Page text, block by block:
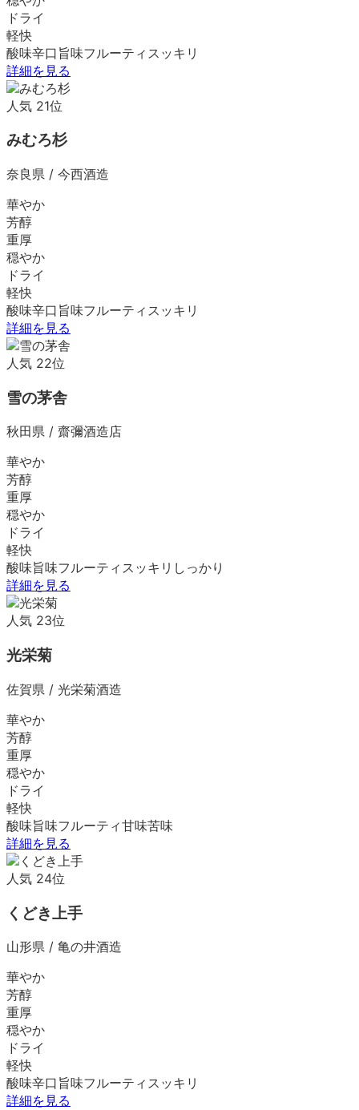
ドライ
軽快
酸味辛口 旨味フルーティ スッキリ
詳細を見る
人気 21位
みむろ杉
奈良県 / 今西酒造
華やか
芳醇
重厚
穏やか
ドライ
軽快
酸味辛口 旨味フルーティ スッキリ
詳細を見る
人気 22位
雪の茅舎
秋田県 / 齋彌酒造店
華やか
芳醇
重厚
穏やか
ドライ
軽快
酸味旨味フルーティ スッキリ しっかり
詳細を見る
人気 23位
光栄菊
佐賀県 / 光栄菊酒造
華やか
芳醇
重厚
穏やか
ドライ
軽快
酸味旨味フルーティ甘味苦味
詳細を見る
人気 24位
くどき上手
山形県 / 亀の井酒造
華やか
芳醇
重厚
穏やか
ドライ
軽快
酸味辛口 旨味フルーティ スッキリ
詳細を見る